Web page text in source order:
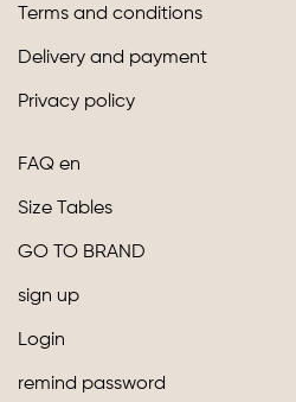
Terms and conditions
Delivery and payment
Privacy policy
FAQ en
Size Tables
GO TO BRAND
sign up
Login
remind password